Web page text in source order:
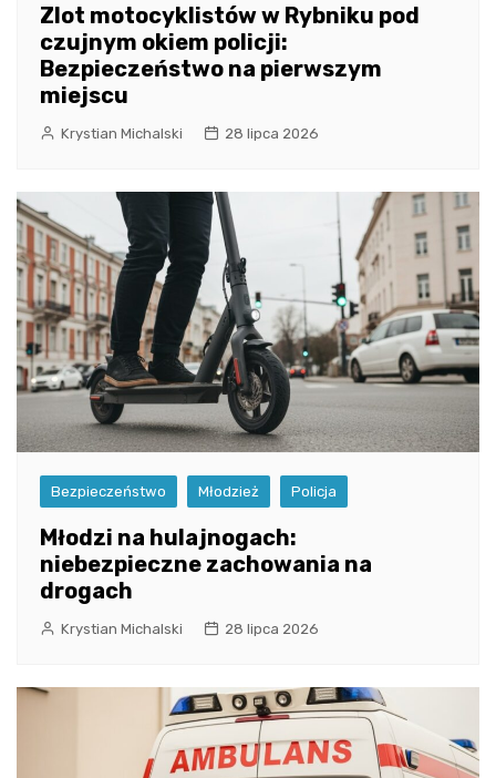
Zlot motocyklistów w Rybniku pod
czujnym okiem policji:
Bezpieczeństwo na pierwszym
miejscu
Krystian Michalski 28 lipca 2026
Bezpieczeństwo Młodzież Policja
Młodzi na hulajnogach:
niebezpieczne zachowania na
drogach
Krystian Michalski 28 lipca 2026